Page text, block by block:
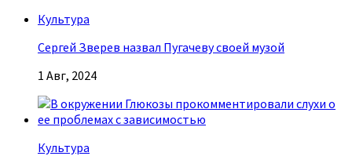
Культура
Сергей Зверев назвал Пугачеву своей музой
1 Авг, 2024
Культура